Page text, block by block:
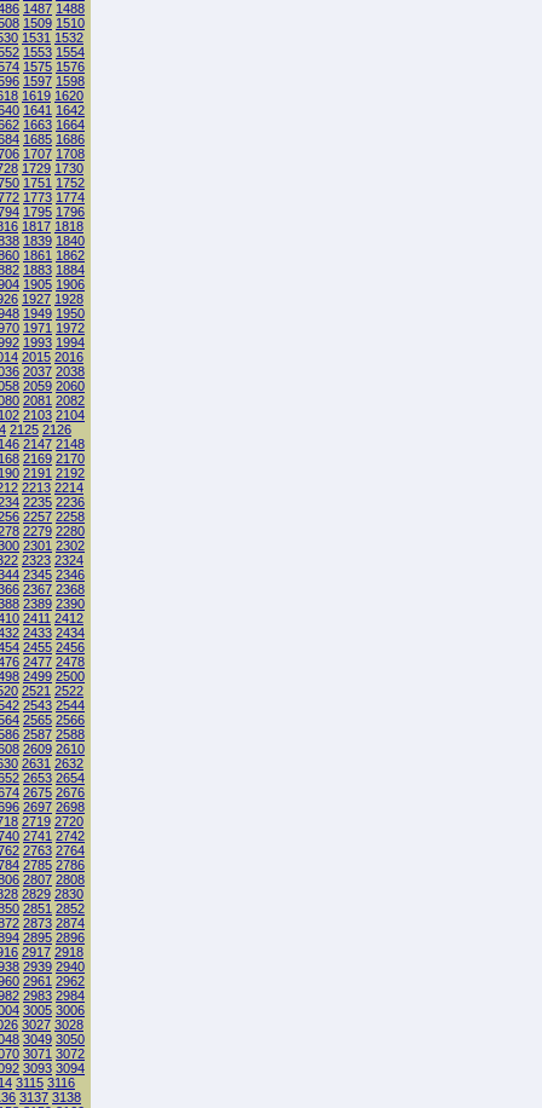
1487 1488
1509 1510
1531 1532
1553 1554
1575 1576
1597 1598
1619 1620
1641 1642
1663 1664
1685 1686
1707 1708
1729 1730
1751 1752
1773 1774
1795 1796
1817 1818
1839 1840
1861 1862
1883 1884
1905 1906
1927 1928
1949 1950
1971 1972
1993 1994
2015 2016
2037 2038
2059 2060
2081 2082
2103 2104
2125 2126
2147 2148
2169 2170
2191 2192
2213 2214
2235 2236
2257 2258
2279 2280
2301 2302
2323 2324
2345 2346
2367 2368
2389 2390
2411 2412
2433 2434
2455 2456
2477 2478
2499 2500
2521 2522
2543 2544
2565 2566
2587 2588
2609 2610
2631 2632
2653 2654
2675 2676
2697 2698
2719 2720
2741 2742
2763 2764
2785 2786
2807 2808
2829 2830
2851 2852
2873 2874
2895 2896
2917 2918
2939 2940
2961 2962
2983 2984
3005 3006
3027 3028
3049 3050
3071 3072
3093 3094
3115 3116
3137 3138